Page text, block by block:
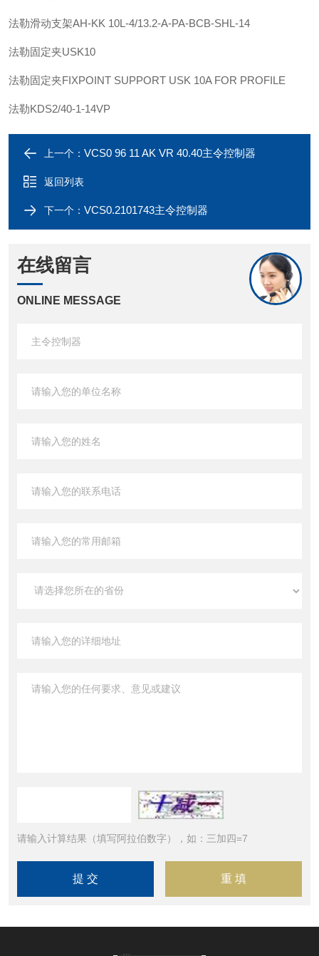
法勒滑动支架AH-KK 10L-4/13.2-A-PA-BCB-SHL-14
法勒固定夹USK10
法勒固定夹FIXPOINT SUPPORT USK 10A FOR PROFILE
法勒KDS2/40-1-14VP
上一个： VCS0 96 11 AK VR 40.40主令控制器
返回列表
下一个： VCS0.2101743主令控制器
在线留言
ONLINE MESSAGE
请输入计算结果（填写阿拉伯数字），如：三加四=7